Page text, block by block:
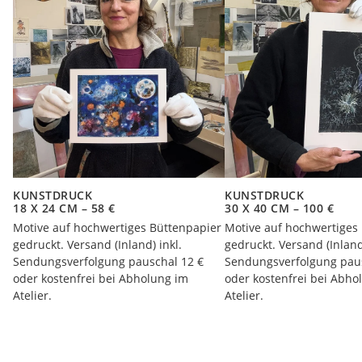
KUNSTDRUCK
18 X 24 CM – 58 €
Motive auf hochwertiges Büttenpapier
gedruckt. Versand (Inland) inkl.
Sendungsverfolgung pauschal 12 €
oder kostenfrei bei Abholung im
Atelier.
KUNSTDRUCK
30 X 40 CM – 100 €
Motive auf
gedruckt. Versand
Sendungsverfolgung
oder kostenfrei bei
Atelier.